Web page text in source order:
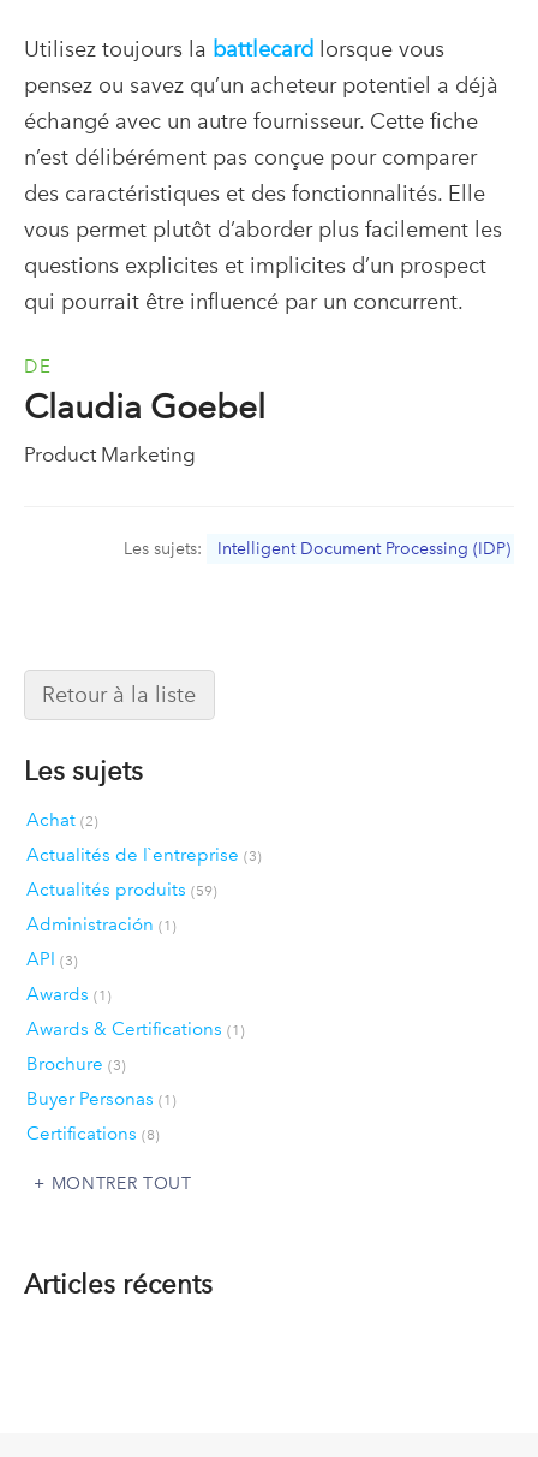
Utilisez toujours la battlecard lorsque vous
pensez ou savez qu’un acheteur potentiel a déjà
échangé avec un autre fournisseur. Cette fiche
n’est délibérément pas conçue pour comparer
des caractéristiques et des fonctionnalités. Elle
vous permet plutôt d’aborder plus facilement les
questions explicites et implicites d’un prospect
qui pourrait être influencé par un concurrent.
DE
Claudia Goebel
Product Marketing
Les sujets: Intelligent Document Processing (IDP)
Retour à la liste
Les sujets
Achat (2)
Actualités de l`entreprise (3)
Actualités produits (59)
Administración (1)
API (3)
Awards (1)
Awards & Certifications (1)
Brochure (3)
Buyer Personas (1)
Certifications (8)
MONTRER TOUT
Articles récents